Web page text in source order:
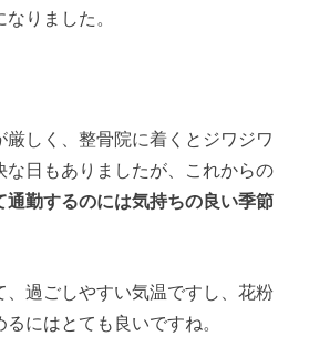
りました。
厳しく、整骨院に着くとジワジワ
な日もありましたが、これからの
通勤するのには気持ちの良い季節
、過ごしやすい気温ですし、花粉
にはとても良いですね。